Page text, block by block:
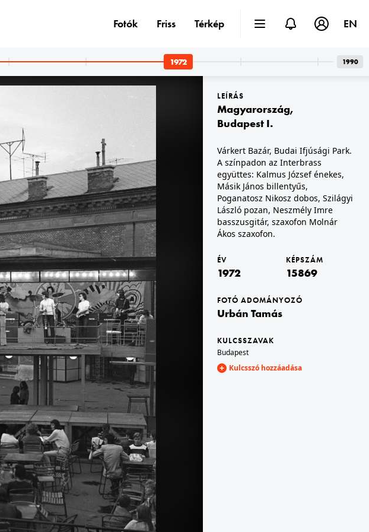
1972 · Magyarország
Cserháti Zsuzsa lottószámokkal.
1972 · Magyarország
1972 · Budapest VIII.
Múzeum körút az egyetem előtt, az Astoria kereszteződés felé nézve.
1972 · Budapest XIV. · Népstadion
1972 · Budapest VIII.
Múzeum körút, az Astoria kereszteződés felé nézve.
LEÍRÁS
Magyarország,
Budapest I.
Várkert Bazár, Budai Ifjúsági Park.
A színpadon az Interbrass
együttes: Kalmus József énekes,
Másik János billentyűs,
Poganatosz Nikosz dobos, Szilágyi
László pozan, Neszmély Imre
basszusgitár, szaxofon Molnár
Ákos szaxofon.
ÉV
1972
KÉPSZÁM
15869
FOTÓ ADOMÁNYOZÓ
Urbán Tamás
KULCSSZAVAK
Budapest
Kulcsszó hozzáadása
Fotók Friss Térkép EN
1990
1972